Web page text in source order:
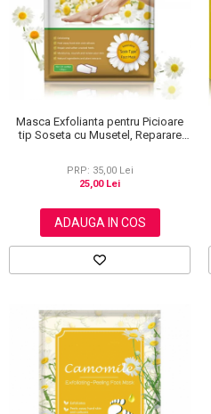
Masca Exfolianta pentru Picioare
tip Soseta cu Musetel, Reparare
PRP: 35,00 Lei
25,00 Lei
ADAUGA IN COS